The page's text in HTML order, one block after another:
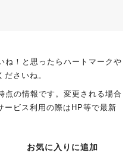
！と思ったらハートマークや
さいね。
の情報です。変更される場合
ービス利用の際はHP等で最新
お気に入りに追加